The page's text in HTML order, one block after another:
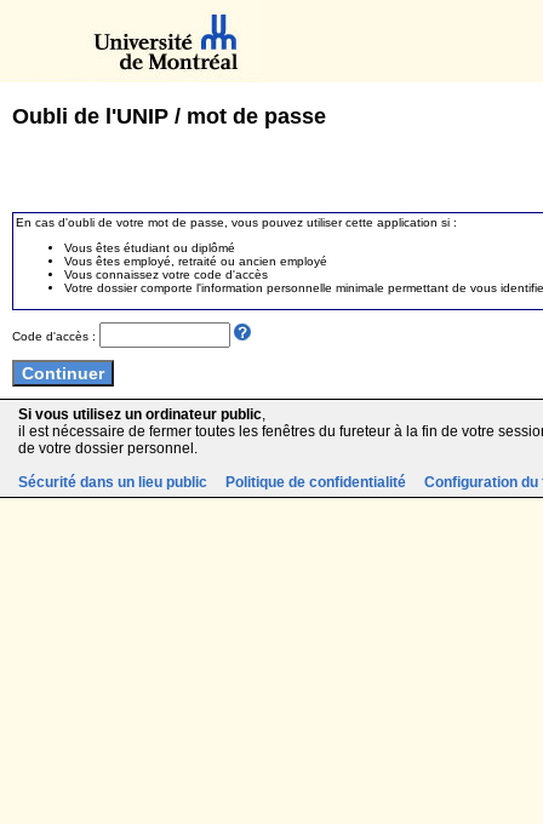
Oubli de l'UNIP / mot de passe
En cas d'oubli de votre mot de passe, vous pouvez utiliser cette application si :
Vous êtes étudiant ou diplômé
Vous êtes employé, retraité ou ancien employé
Vous connaissez votre code d'accès
Votre dossier comporte l'information personnelle minimale permettant de vous
Code d'accès :
Si vous utilisez un ordinateur public,
il est nécessaire de fermer toutes les fenêtres du fureteur à la fin de votre
de votre dossier personnel.
Sécurité dans un lieu public
Politique de confidentialité Configuration du